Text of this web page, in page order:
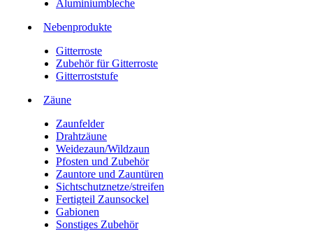
Aluminiumbleche
Nebenprodukte
Gitterroste
Zubehör für Gitterroste
Gitterroststufe
Zäune
Zaunfelder
Drahtzäune
Weidezaun/Wildzaun
Pfosten und Zubehör
Zauntore und Zauntüren
Sichtschutznetze/streifen
Fertigteil Zaunsockel
Gabionen
Sonstiges Zubehör